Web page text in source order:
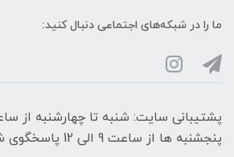
ما را در شبکه‌های اجتماعی دنبال کنید:
پنجشنبه ها از ساعت 9 الی 12 پاسخگوی شما هستیم.